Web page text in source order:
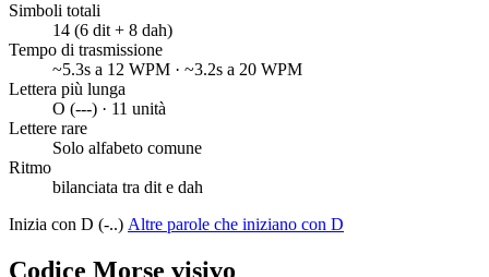
Simboli totali
14 (6 dit + 8 dah)
Tempo di trasmissione
~5.3s a 12 WPM · ~3.2s a 20 WPM
Lettera più lunga
O (---) · 11 unità
Lettere rare
Solo alfabeto comune
Ritmo
bilanciata tra dit e dah
Inizia con D (-..) Altre parole che iniziano con D
Codice Morse visivo